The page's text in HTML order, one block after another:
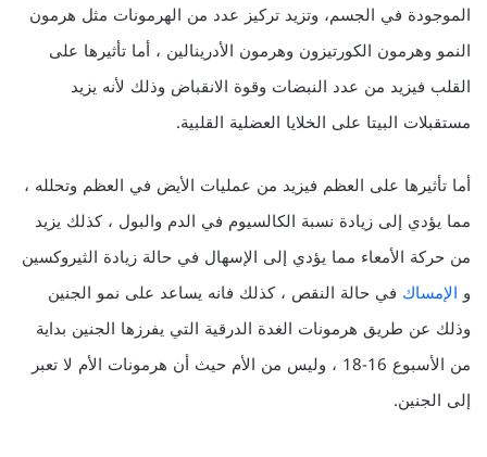
الموجودة في الجسم، وتزيد تركيز عدد من الهرمونات مثل هرمون
النمو وهرمون الكورتيزون وهرمون الأدرينالين ، أما تأثيرها على
القلب فيزيد من عدد النبضات وقوة الانقباض وذلك لأنه يزيد
مستقبلات البيتا على الخلايا العضلية القلبية.
أما تأثيرها على العظم فيزيد من عمليات الأيض في العظم وتحلله ،
مما يؤدي إلى زيادة نسبة الكالسيوم في الدم والبول ، كذلك يزيد
من حركة الأمعاء مما يؤدي إلى الإسهال في حالة زيادة الثيروكسين
والإمساك في حالة النقص ، كذلك فانه يساعد على نمو الجنين
وذلك عن طريق هرمونات الغدة الدرقية التي يفرزها الجنين بداية
من الأسبوع 16-18 ، وليس من الأم حيث أن هرمونات الأم لا تعبر
إلى الجنين.